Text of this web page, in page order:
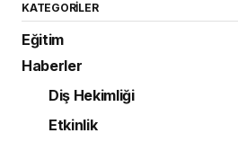
KATEGORILER
Eğitim
Haberler
Diş Hekimliği
Etkinlik